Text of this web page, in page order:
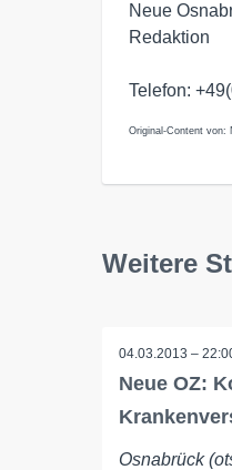
Neue
Redaktion
Telefon:
Original-Content von:
Weitere
04.03.2013 –
Neue OZ:
Osnabrück